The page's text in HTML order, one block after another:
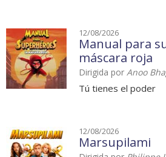
12/08/2026
Manual para
máscara roja
Dirigida por Anoo
Tú tienes el poder
12/08/2026
Marsupilami